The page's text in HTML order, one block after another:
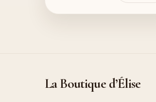
La Boutique d’Élise